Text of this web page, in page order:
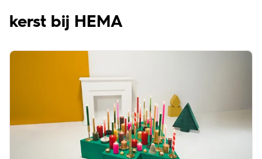
kerst bij HEMA